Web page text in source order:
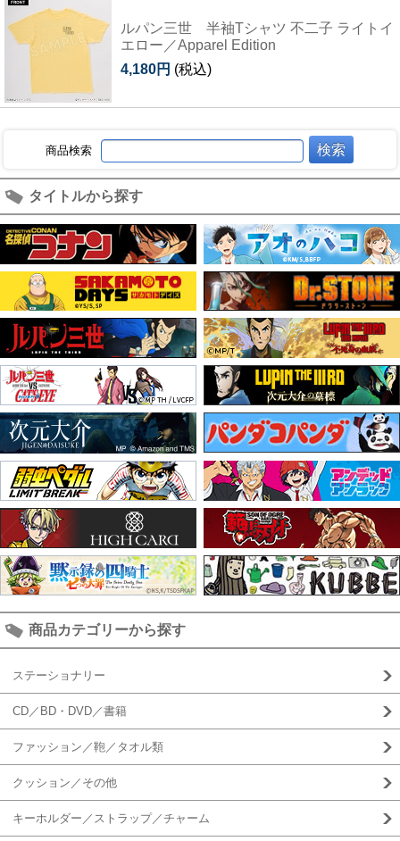
ルパン三世 半袖Tシャツ 不二子 ライトイ
エロー／Apparel Edition
4,180円 (税込)
商品検索
タイトルから探す
商品カテゴリーから探す
ステーショナリー
CD／BD・DVD／書籍
ファッション／鞄／タオル類
クッション／その他
キーホルダー／ストラップ／チャーム